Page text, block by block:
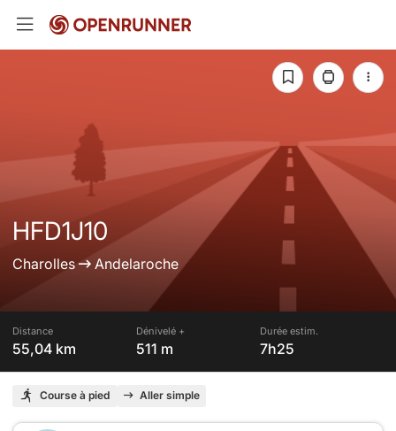
HFD1J10
Charolles Andelaroche
Distance
55,04 km
Dénivelé +
511 m
Durée estim.
7h25
Course à pied Aller simple